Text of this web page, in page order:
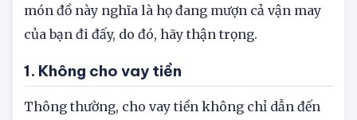
Khi bạn may mắn, nếu ai đó hỏi mượn những
món đồ này nghĩa là họ đang mượn cả vận may
của bạn đi đấy, do đó, hãy thận trọng.
1. Không cho vay tiền